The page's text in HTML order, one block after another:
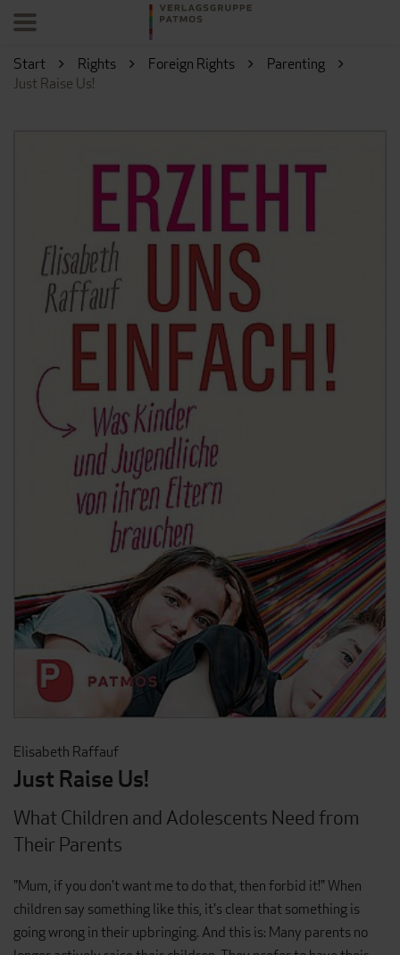
Start Rights Foreign Rights
Parenting
Just Raise Us!
Elisabeth Raffauf
Just Raise Us!
What Children and Adolescents Need from
Their Parents
"Mum, if you don't want me to do that, then forbid it!" When
children say something like this, it's clear that something is
going wrong in their upbringing. And this is: Many parents no